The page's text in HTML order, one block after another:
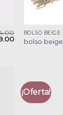
BOLSO BEIGE
bolso beige
¡Oferta!